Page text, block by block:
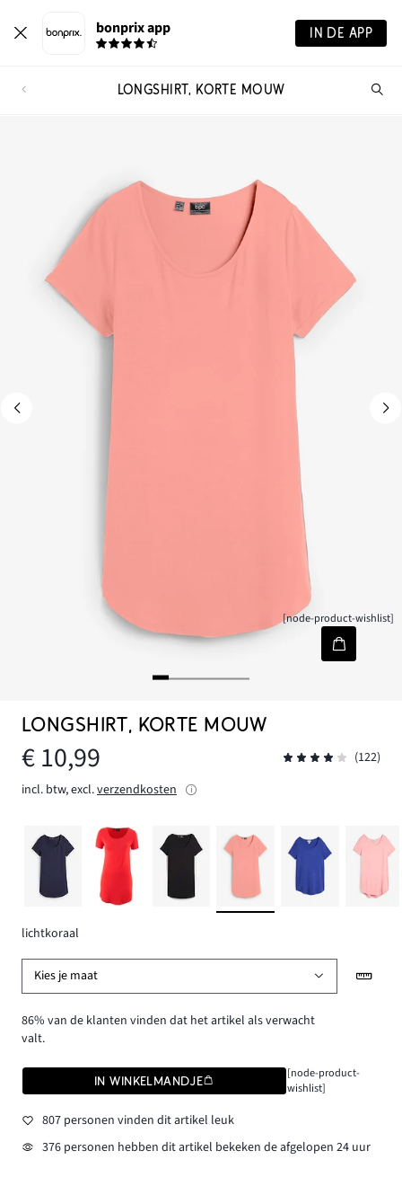
bonprix app IN DE APP
LONGSHIRT, KORTE MOUW
[node-product-wishlist]
LONGSHIRT, KORTE MOUW
€ 10,99
(122)
incl. btw, excl.verzendkosten
lichtkoraal
Kies je maat
86% van de klanten vinden dat het artikel als verwacht
valt.
IN WINKELMANDJE
[node-product-
wishlist]
807 personen vinden dit artikel leuk
376 personen hebben dit artikel bekeken de afgelopen 24 uur